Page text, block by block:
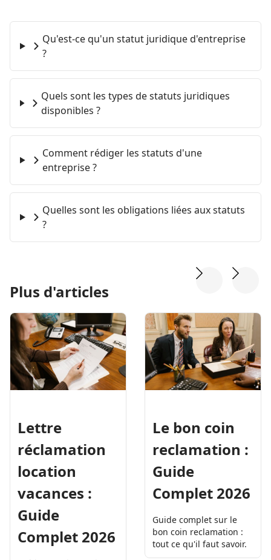
Qu'est-ce qu'un statut juridique d'entreprise
?
Quels sont les types de statuts juridiques
disponibles ?
Comment rédiger les statuts d'une
entreprise ?
Quelles sont les obligations liées aux statuts
?
Plus d'articles
Lettre
réclamation
location
vacances :
Guide
Complet 2026
Le bon coin
reclamation :
Guide
Complet 2026
Guide complet sur le
bon coin reclamation :
tout ce qu'il faut savoir.